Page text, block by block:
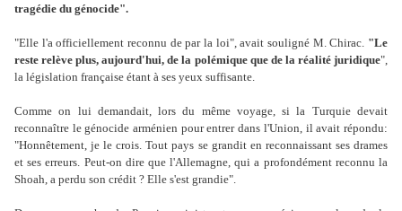
tragédie du génocide".
"Elle l'a officiellement reconnu de par la loi", avait souligné M. Chirac. "Le
reste relève plus, aujourd'hui, de la polémique que de la réalité juridique",
la législation française étant à ses yeux suffisante.
Comme on lui demandait, lors du même voyage, si la Turquie devait
reconnaître le génocide arménien pour entrer dans l'Union, il avait répondu:
"Honnêtement, je le crois. Tout pays se grandit en reconnaissant ses drames
et ses erreurs. Peut-on dire que l'Allemagne, qui a profondément reconnu la
Shoah, a perdu son crédit ? Elle s'est grandie".